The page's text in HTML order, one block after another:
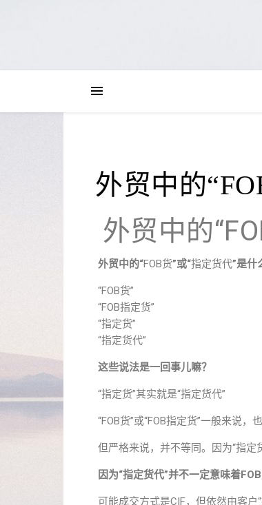
外贸中的
外贸中的
外贸中的“FOB货”或“指定货代”是什
“FOB货”
“FOB指定货”
“指定货”
“指定货代”
这些说法是一回事儿嘛？
“指定货”其实就是“指定货代”
“FOB货”或“FOB指定货”一般来说，
但严格来说，并不等同。因为“指定
因为“指定货代”并不一定意味着FOB
可能成交方式是CIF，但依然由客户